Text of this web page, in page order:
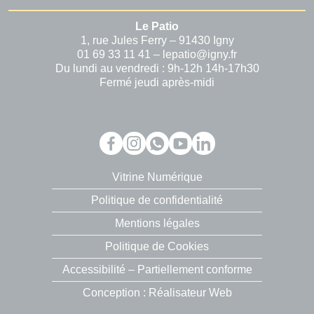
Le Patio
1, rue Jules Ferry – 91430 Igny
01 69 33 11 41 – lepatio@igny.fr
Du lundi au vendredi : 9h-12h 14h-17h30
Fermé jeudi après-midi
Vitrine Numérique
Politique de confidentialité
Mentions légales
Politique de Cookies
Accessibilité – Partiellement conforme
Conception : Réalisateur Web